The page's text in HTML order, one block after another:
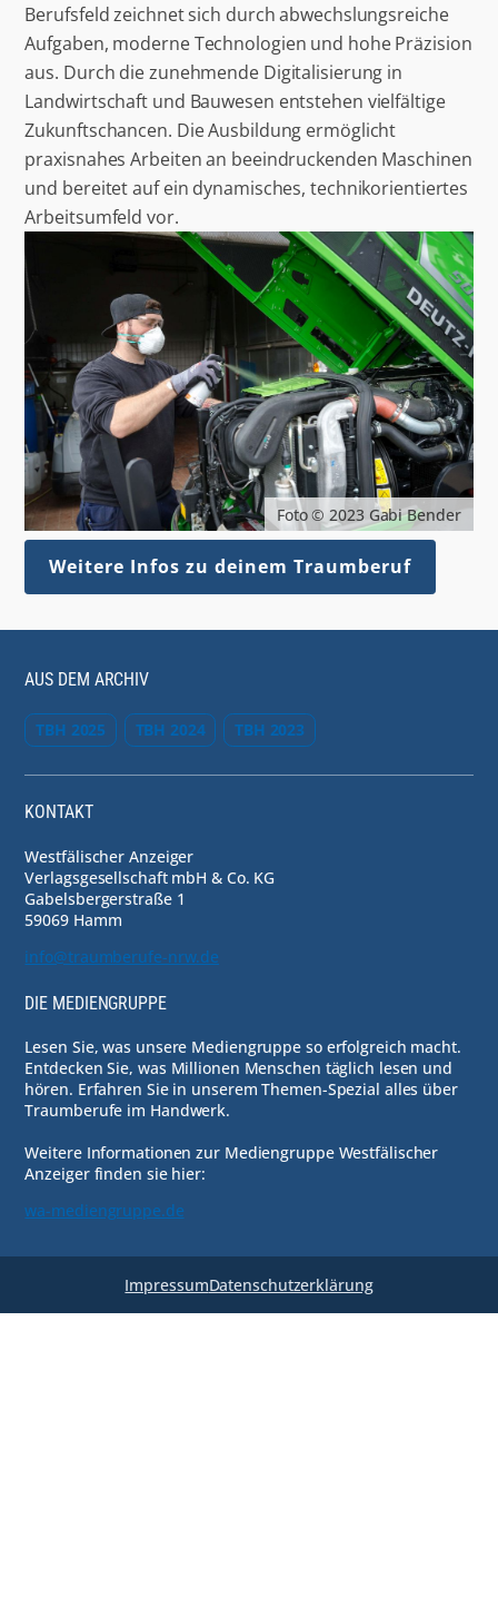
Berufsfeld zeichnet sich durch abwechslungsreiche
Aufgaben, moderne Technologien und hohe Präzision
aus. Durch die zunehmende Digitalisierung in
Landwirtschaft und Bauwesen entstehen vielfältige
Zukunftschancen. Die Ausbildung ermöglicht
praxisnahes Arbeiten an beeindruckenden Maschinen
und bereitet auf ein dynamisches, technikorientiertes
Arbeitsumfeld vor.
Foto © 2023 Gabi Bender
Weitere Infos zu deinem Traumberuf
AUS DEM ARCHIV
TBH 2025 TBH 2024 TBH 2023
KONTAKT
Westfälischer Anzeiger
Verlagsgesellschaft mbH & Co. KG
Gabelsbergerstraße 1
59069 Hamm
info@traumberufe-nrw.de
DIE MEDIENGRUPPE
Lesen Sie, was unsere Mediengruppe so erfolgreich macht.
Entdecken Sie, was Millionen Menschen täglich lesen und
hören. Erfahren Sie in unserem Themen-Spezial alles über
Traumberufe im Handwerk.
Weitere Informationen zur Mediengruppe Westfälischer
Anzeiger finden sie hier:
wa-mediengruppe.de
ImpressumDatenschutzerklärung